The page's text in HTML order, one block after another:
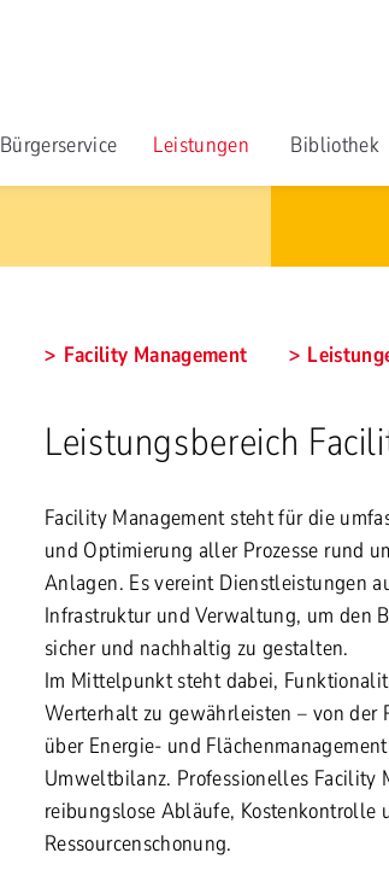
Bürgerservice Leistungen Bibliothek
Facility Management
Leistungsbereich
Facility Management steht für die
und Optimierung aller Prozesse rund
Anlagen. Es vereint Dienstleistungen
Infrastruktur und Verwaltung, um den
sicher und nachhaltig zu gestalten.
Im Mittelpunkt steht dabei,
Werterhalt zu gewährleisten – von
über Energie- und
Umweltbilanz. Professionelles Facility
reibungslose Abläufe, Kostenkontrolle
Ressourcenschonung.